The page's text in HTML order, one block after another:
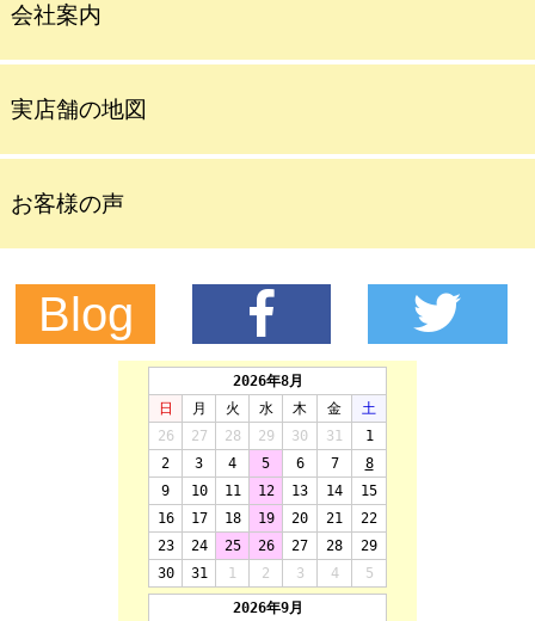
会社案内
実店舗の地図
お客様の声
Blog